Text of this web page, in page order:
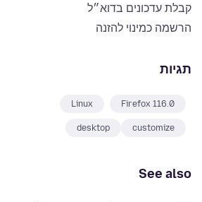
קבלת עדכונים בדוא״ל
הרשמה כמינוי להזנה
תגיות
Firefox 116.0
Linux
customize
desktop
See also